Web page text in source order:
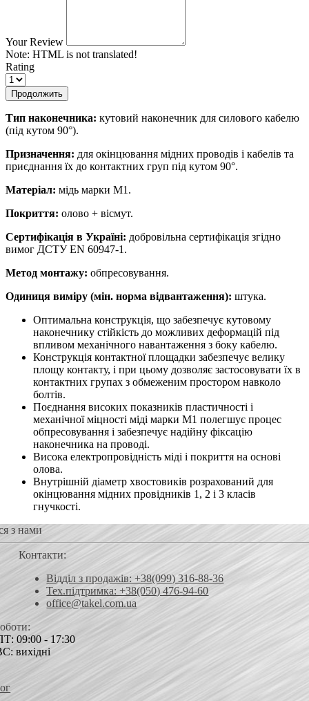
Your Review
Note: HTML is not translated!
Rating
Продолжить
Тип наконечника: кутовий наконечник для силового кабелю
(під кутом 90°).
Призначення: для окінцювання мідних проводів і кабелів та
приєднання їх до контактних груп під кутом 90°.
Матеріал: мідь марки М1.
Покриття: олово + вісмут.
Сертифікація в Україні: добровільна сертифікація згідно
вимог ДСТУ EN 60947-1.
Метод монтажу: обпресовування.
Одиниця виміру (мін. норма відвантаження): штука.
Оптимальна конструкція, що забезпечує кутовому
наконечнику стійкість до можливих деформацій під
впливом механічного навантаження з боку кабелю.
Конструкція контактної площадки забезпечує велику
площу контакту, і при цьому дозволяє застосовувати їх в
контактних групах з обмеженим простором навколо
болтів.
Поєднання високих показників пластичності і
механічної міцності міді марки М1 полегшує процес
обпресовування і забезпечує надійну фіксацію
наконечника на проводі.
Висока електропровідність міді і покриття на основі
олова.
Внутрішній діаметр хвостовиків розрахований для
окінцювання мідних провідників 1, 2 і 3 класів
гнучкості.
з нами
Контакти:
Відділ з продажів: +38(099) 316-88-36
Тех.підтримка: +38(050) 476-94-60
office@takel.com.ua
09:00 - 17:30
вихідні